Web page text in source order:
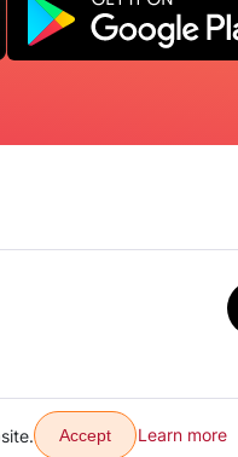
Accept Learn more